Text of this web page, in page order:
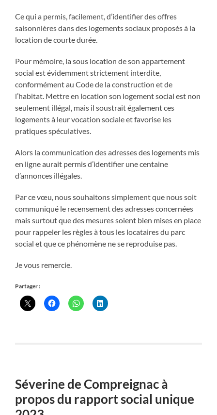
Ce qui a permis, facilement, d’identifier des offres
saisonnières dans des logements sociaux proposés à la
location de courte durée.
Pour mémoire, la sous location de son appartement
social est évidemment strictement interdite,
conformément au Code de la construction et de
l’habitat. Mettre en location son logement social est non
seulement illégal, mais il soustrait également ces
logements à leur vocation sociale et favorise les
pratiques spéculatives.
Alors la communication des adresses des logements mis
en ligne aurait permis d’identifier une centaine
d’annonces illégales.
Par ce vœu, nous souhaitons simplement que nous soit
communiqué le recensement des adresses concernées
mais surtout que des mesures soient bien mises en place
pour rappeler les règles à tous les locataires du parc
social et que ce phénomène ne se reproduise pas.
Je vous remercie.
Partager :
Séverine de Compreignac à
propos du rapport social unique